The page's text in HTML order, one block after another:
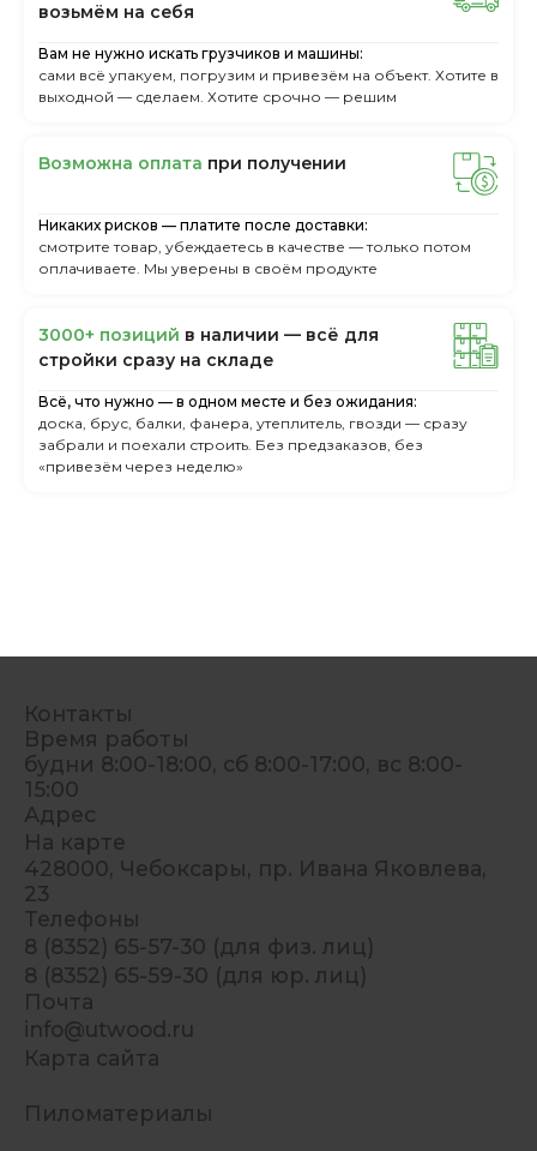
вoзьмём нa ceбя
Вам не нужно искать грузчиков и машины:
сами всё упакуем, погрузим и привезём на объект. Хотите в
выходной — сделаем. Хотите срочно — решим
Boзмoжнa oплaтa пpи пoлучeнии
Никаких рисков — платите после доставки:
смотрите товар, убеждаетесь в качестве — только потом
оплачиваете. Мы уверены в своём продукте
3000+ пoзиций в нaличии — вcё для
cтpoйки cpaзу нa cклaдe
Всё, что нужно — в одном месте и без ожидания:
доска, брус, балки, фанера, утеплитель, гвозди — сразу
забрали и поехали строить. Без предзаказов, без
«привезём через неделю»
Контакты
Время работы
будни 8:00-18:00, сб 8:00-17:00, вс 8:00-
15:00
Адрес
На карте
428000, Чебоксары, пр. Ивана Яковлева,
23
Телефоны
8 (8352) 65-57-30 (для физ. лиц)
8 (8352) 65-59-30 (для юр. лиц)
Почта
info@utwood.ru
Карта сайта
Пиломатериалы